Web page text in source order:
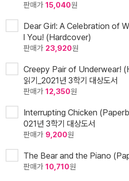
판매가 15,040원
Dear Girl: A Celebration of
l You! (Hardcover)
판매가 23,920원
Creepy Pair of Underwear!
읽기_2021년 3학기 대상도서
판매가 12,350원
Interrupting Chicken
021년 3학기 대상도서
판매가 9,200원
The Bear and the Piano
판매가 10,710원